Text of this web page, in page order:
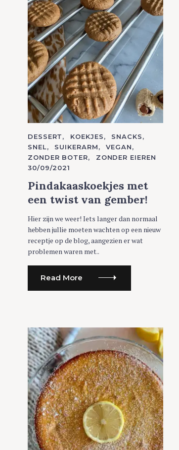
C
A
T
E
G
O
I
E
S
DESSERT KOEKJES
SNACKS
SNEL
SUIKERARM
VEGAN
ZONDER BOTER
ZONDER EIEREN
30/09/2021
Pindakaaskoekjes met
een twist van gember!
Hier zijn we weer! Iets langer dan normaal
hebben jullie moeten wachten op een nieuw
receptje op de blog, aangezien er wat
problemen waren met..
Read More
e
a
r
c
h
f
o
r
: